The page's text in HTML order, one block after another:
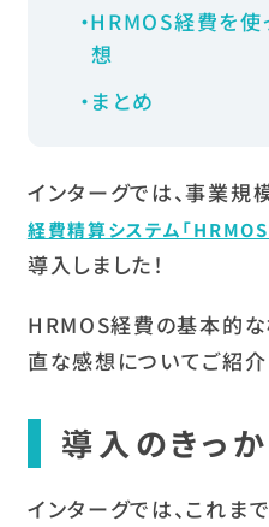
HRMOS経費を使
想
まとめ
インターグでは、事業規
経費精算システム「HRMOS
導入しました！
HRMOS経費の基本的な
直な感想についてご紹介
導入のきっ
インターグでは、これま